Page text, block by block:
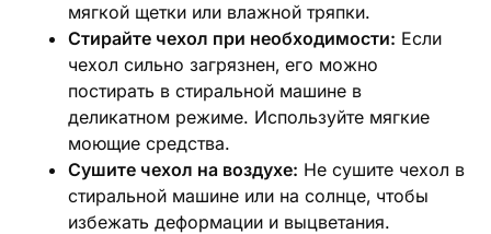
мягкой щетки или влажной тряпки.
Стирайте чехол при необходимости: Если
чехол сильно загрязнен‚ его можно
постирать в стиральной машине в
деликатном режиме. Используйте мягкие
моющие средства.
Сушите чехол на воздухе: Не сушите чехол в
стиральной машине или на солнце‚ чтобы
избежать деформации и выцветания.